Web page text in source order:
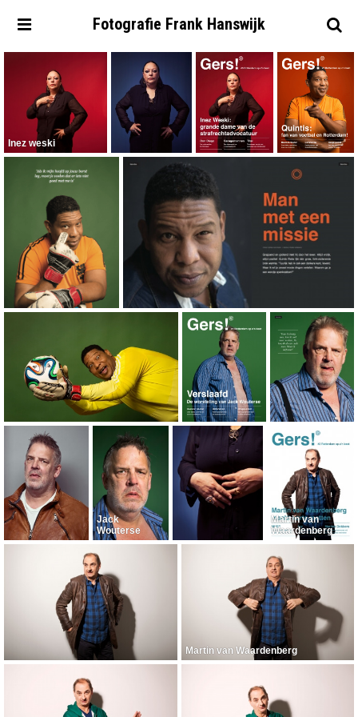
Fotografie Frank Hanswijk
Inez weski
Jack
Wouterse
Martin van
Waardenberg
Martin van Waardenberg